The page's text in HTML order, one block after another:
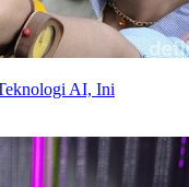
AI, Ini